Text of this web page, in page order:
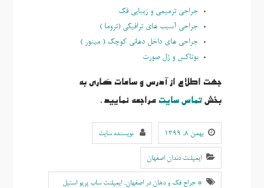
جراحی ترمیمی و زیبایی فک
جراحی آسیب های ترافیکی (تروما )
جراحی های داخل دهانی کوچک ( مینور )
بوتاكس و ژل صورت
جهت اطلاع از آدرس و ساعات کاری به
بخشتماس سایتمراجعه نمایید.
بهمن ۸, ۱۳۹۹ نویسنده سایت
ایمپلنت دندان اصفهان
* جراح فک و دهان در اصفهان, ایمپلنت ساب پریو استیل